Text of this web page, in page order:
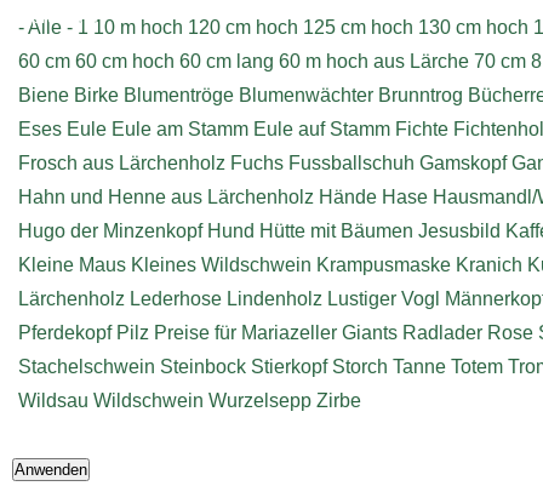
- Alle - 1 10 m hoch 120 cm hoch 125 cm hoch 130 cm hoch
60 cm 60 cm hoch 60 cm lang 60 m hoch aus Lärche 70 cm
Biene Birke Blumentröge Blumenwächter Brunntrog
Eses Eule Eule am Stamm Eule auf Stamm Fichte
Frosch aus Lärchenholz Fuchs Fussballschuh Gamskopf
Hahn und Henne aus Lärchenholz Hände Hase Hausmandl/
Hugo der Minzenkopf Hund Hütte mit Bäumen Jesusbild
Kleine Maus Kleines Wildschwein Krampusmaske Kranich
Lärchenholz Lederhose Lindenholz Lustiger Vogl
Pferdekopf Pilz Preise für Mariazeller Giants Radlader Rose
Stachelschwein Steinbock Stierkopf Storch Tanne Totem
Wildsau Wildschwein Wurzelsepp Zirbe
Impressum